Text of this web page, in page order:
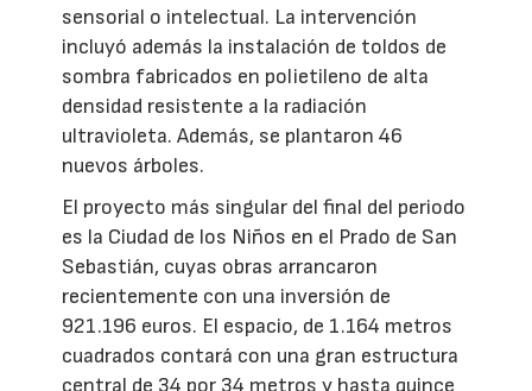
sensorial o intelectual. La intervención
incluyó además la instalación de toldos de
sombra fabricados en polietileno de alta
densidad resistente a la radiación
ultravioleta. Además, se plantaron 46
nuevos árboles.
El proyecto más singular del final del periodo
es la Ciudad de los Niños en el Prado de San
Sebastián, cuyas obras arrancaron
recientemente con una inversión de
921.196 euros. El espacio, de 1.164 metros
cuadrados contará con una gran estructura
central de 34 por 34 metros y hasta quince